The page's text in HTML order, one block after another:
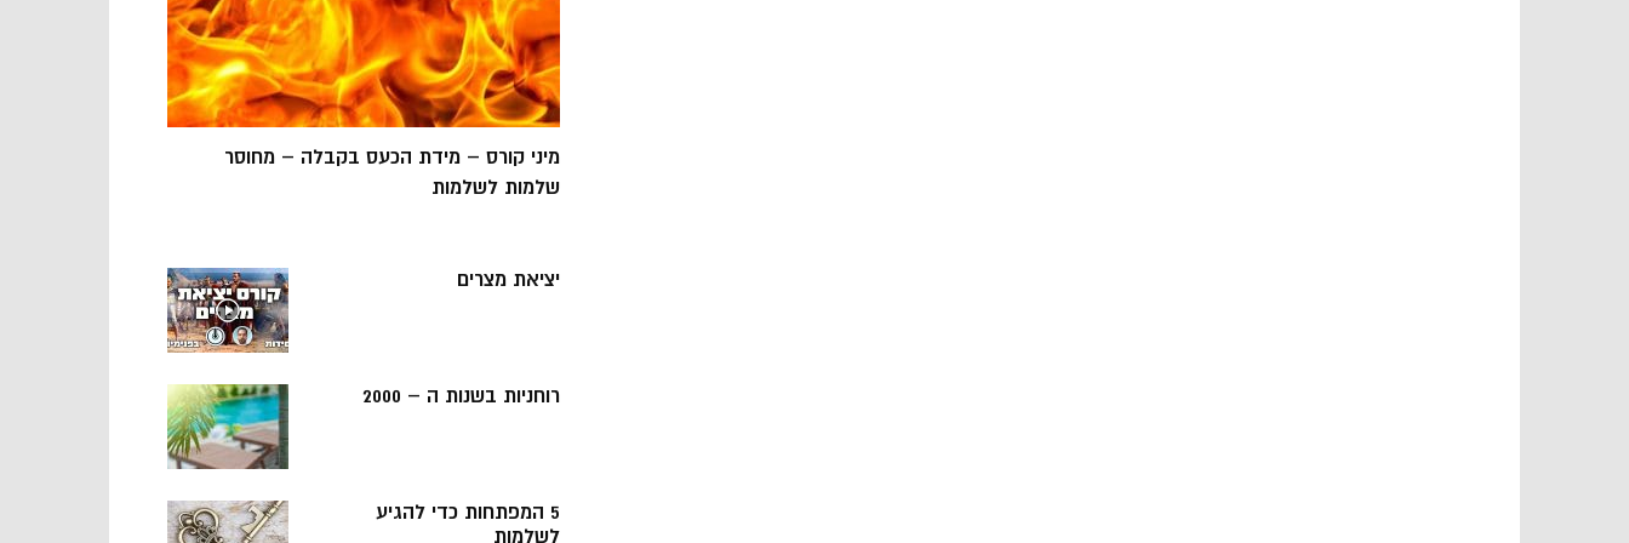
מיני קורס – מידת הכעס בקבלה – מחוסר
שלמות לשלמות
יציאת מצרים
רוחניות בשנות ה – 2000
5 המפתחות כדי להגיע
לשלמות